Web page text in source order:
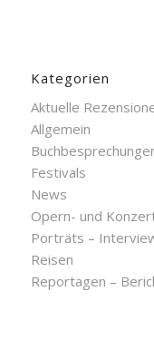
Kategorien
Aktuelle
Allgemein
Festivals
News
Opern- und
Porträts –
Reisen
Reportagen –